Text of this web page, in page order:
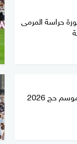
حراسة المرمى
حج 2026